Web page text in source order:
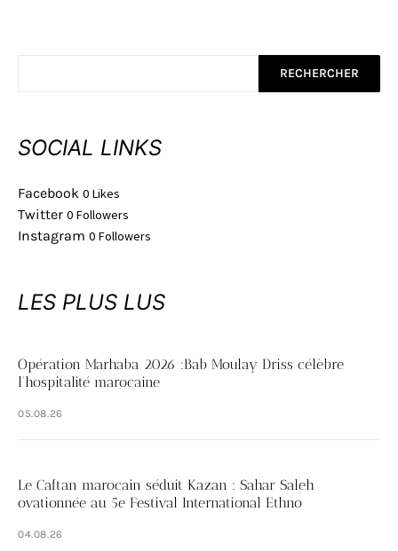
RECHERCHER
SOCIAL LINKS
Facebook 0 Likes
Twitter 0 Followers
Instagram 0 Followers
LES PLUS LUS
Opération Marhaba 2026 :Bab Moulay Driss célèbre
l’hospitalité marocaine
05.08.26
Le Caftan marocain séduit Kazan : Sahar Saleh
ovationnée au 5e Festival International Ethno
04.08.26